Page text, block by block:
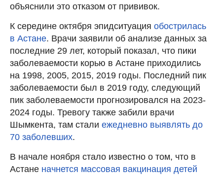
объяснили это отказом от прививок.
К середине октября эпидситуация обострилась
в Астане. Врачи заявили об анализе данных за
последние 29 лет, который показал, что пики
заболеваемости корью в Астане приходились
на 1998, 2005, 2015, 2019 годы. Последний пик
заболеваемости был в 2019 году, следующий
пик заболеваемости прогнозировался на 2023-
2024 годы. Тревогу также забили врачи
Шымкента, там стали ежедневно выявлять до
70 заболевших.
В начале ноября стало известно о том, что в
Астане начнется массовая вакцинация детей